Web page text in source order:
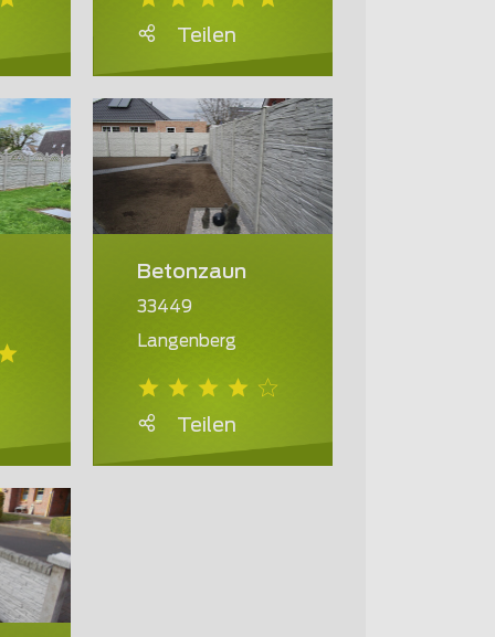
Teilen
Betonzaun
33449
Langenberg
Teilen